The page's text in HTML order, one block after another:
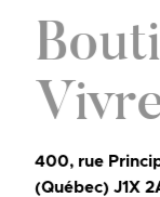
400, rue
(Québec) J1X